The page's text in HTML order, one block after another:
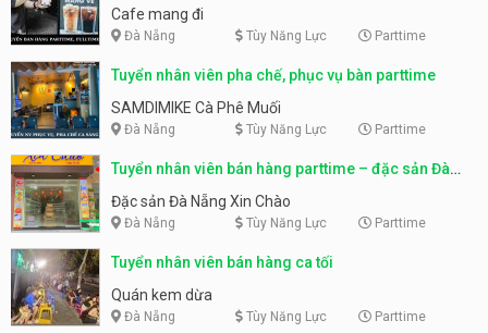
Cafe mang đi
Đà Nẵng Tùy Năng Lực Parttime
Tuyển nhân viên pha chế, phục vụ bàn parttime
SAMDIMIKE Cà Phê Muối
Đà Nẵng Tùy Năng Lực Parttime
Tuyển nhân viên bán hàng parttime – đặc sản Đà
Nẵng
Đặc sản Đà Nẵng Xin Chào
Đà Nẵng Tùy Năng Lực Parttime
Tuyển nhân viên bán hàng ca tối
Quán kem dừa
Đà Nẵng Tùy Năng Lực Parttime